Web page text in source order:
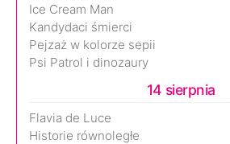
Ice Cream Man
Kandydaci śmierci
Pejzaż w kolorze sepii
Psi Patrol i dinozaury
14 sierpnia
Flavia de Luce
Historie równoległe